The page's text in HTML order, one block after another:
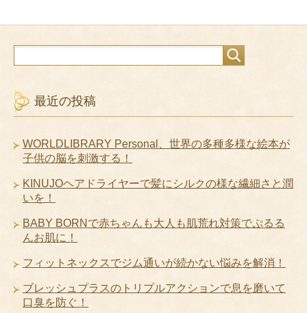
最近の投稿
WORLDLIBRARY Personal、世界の多種多様な絵本が
子供の脳を刺激する！
KINUJOヘアドライヤーで髪にシルクの様な繊細さと潤
いを！
BABY BORNで赤ちゃんも大人も肌荒れ対策でぷるる
んお肌に！
フィットネックスでジム通いが続かない悩みを解消！
ブレッシュプラスのトリプルアクションで息を磨いて
口臭を防ぐ！